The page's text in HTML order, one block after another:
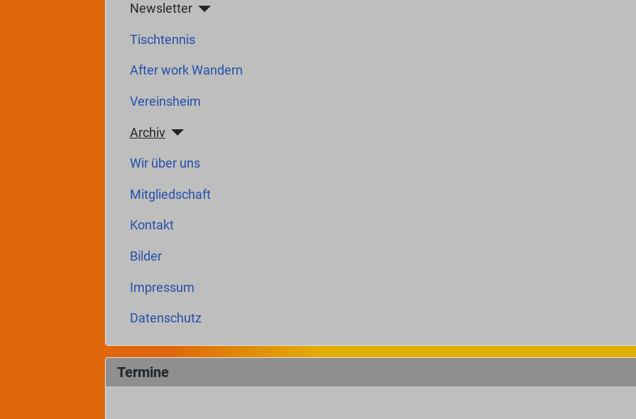
Newsletter
Tischtennis
After work Wandern
Vereinsheim
Archiv
Wir über uns
Mitgliedschaft
Kontakt
Bilder
Impressum
Datenschutz
Termine